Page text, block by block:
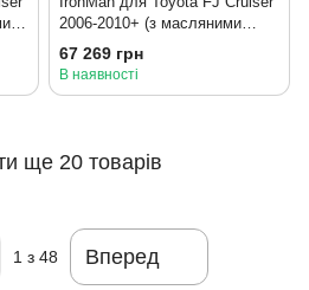
2006-2010+ (з масляними
амортизаторами)
67 269 грн
В наявності
ще 20 товарів
1 з 48 Вперед